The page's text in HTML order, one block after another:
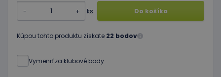
- + ks Do košíka
Kúpou tohto produktu získate 22 bodov
Vymeniť za klubové body